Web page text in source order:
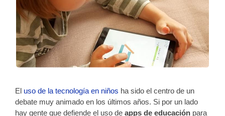
El uso de la tecnología en niños ha sido el centro de un
debate muy animado en los últimos años. Si por un lado
hay gente que defiende el uso de apps de educación para